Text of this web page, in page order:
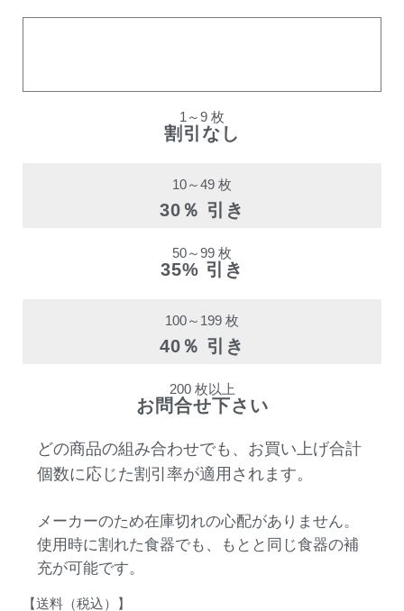
1～9 枚
割引なし
10～49 枚
30％ 引き
50～99 枚
35% 引き
100～199 枚
40％ 引き
200 枚以上
お問合せ下さい
どの商品の組み合わせでも、お買い上げ合計
個数に応じた割引率が適用されます。
メーカーのため在庫切れの心配がありません。
使用時に割れた食器でも、もとと同じ食器の補
充が可能です。
【送料（税込）】